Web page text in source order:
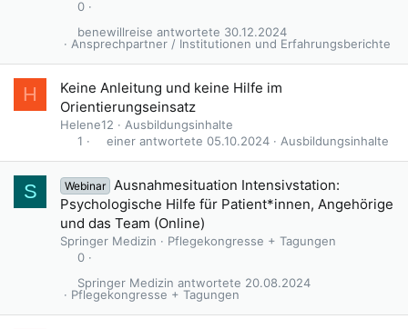
0
Ansprechpartner / Institutionen und Erfahrungsberichte
30.12.2024
benewillreise
H
Keine Anleitung und keine Hilfe im
Orientierungseinsatz
Helene12
Ausbildungsinhalte
1
Ausbildungsinhalte
05.10.2024
einer
S Webinar
Ausnahmesituation Intensivstation:
Psychologische Hilfe für Patient*innen, Angehörige
und das Team (Online)
Springer Medizin
Pflegekongresse + Tagungen
0
Pflegekongresse + Tagungen
20.08.2024
Springer Medizin